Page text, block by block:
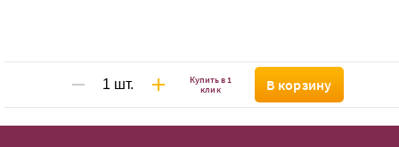
Купить в 1
клик
В корзину